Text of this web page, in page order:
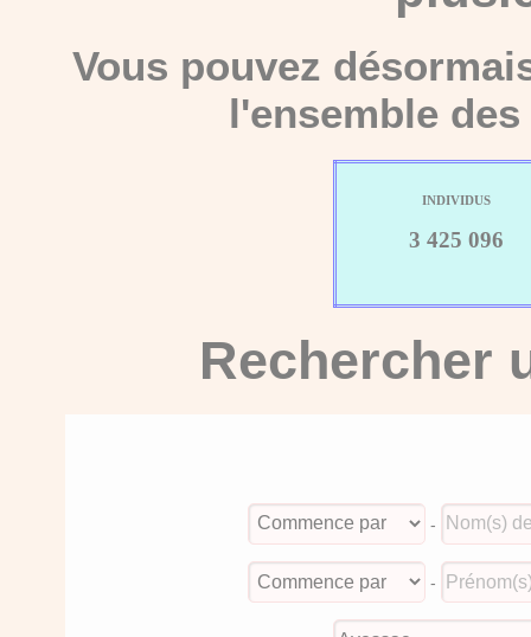
Vous pouvez
l'ensemble
INDIVIDUS
3 425 096
Rechercher
-
-